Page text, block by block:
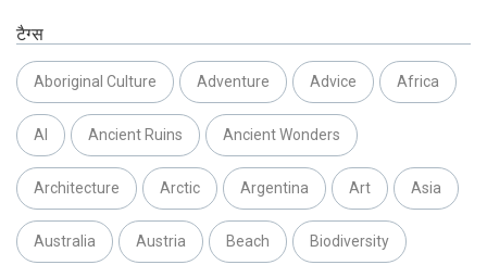
टैग्स
Aboriginal Culture Adventure Advice Africa
AI Ancient Ruins Ancient Wonders
Architecture Arctic Argentina Art Asia
Australia Austria Beach Biodiversity